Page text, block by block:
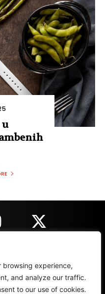
browsing experience,
and analyze our traffic.
to our use of cookies.
REZULTATI